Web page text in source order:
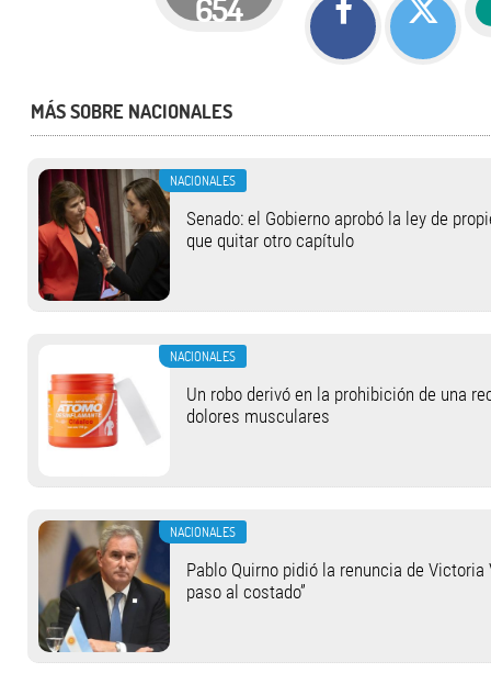
654
MÁS SOBRE NACIONALES
NACIONALES
Senado: el Gobierno aprobó la ley de
que quitar otro capítulo
NACIONALES
Un robo derivó en la prohibición de una
dolores musculares
NACIONALES
Pablo Quirno pidió la renuncia de Victoria
paso al costado”